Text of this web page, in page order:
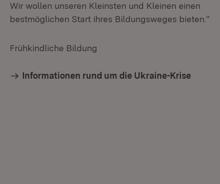
Wir wollen unseren Kleinsten und Kleinen einen
bestmöglichen Start ihres Bildungsweges bieten.“
Frühkindliche Bildung
Informationen rund um die Ukraine-Krise